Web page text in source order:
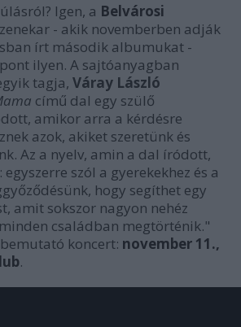
Igen, a Belvárosi
- akik novemberben adják
írt második albumukat -
ilyen. A sajtóanyagban
tagja, Váray László
című dal egy szülő
amikor arra a kérdésre
azok, akiket szeretünk és
Az a nyelv, amin a dal íródott,
szól a gyerekekhez és a
hogy segíthet egy
amit sokszor nagyon nehéz
családban megtörténik."
koncert: november 11.,
.